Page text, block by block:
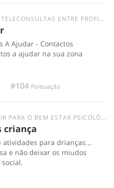
PROFISSIONAIS DE SAÚDE E A POPULAÇÃO?
A Ajudar - Contactos
a ajudar na sua zona
#104 Pontuação
PSICOLÓGICO DAS PESSOAS EM QUARENTENA?
criança
atividades para drianças...
e não deixar os miudos